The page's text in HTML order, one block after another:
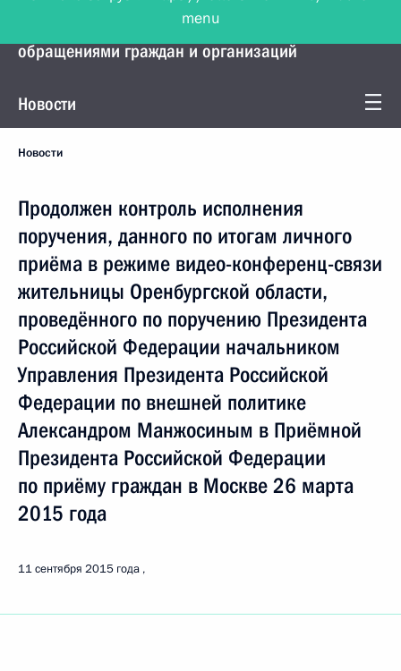
Управление Президента по работе с
обращениями граждан и организаций
Новости
Новости
Продолжен контроль исполнения
поручения, данного по итогам личного
приёма в режиме видео-конференц-связи
жительницы Оренбургской области,
проведённого по поручению Президента
Российской Федерации начальником
Управления Президента Российской
Федерации по внешней политике
Александром Манжосиным в Приёмной
Президента Российской Федерации
по приёму граждан в Москве 26 марта
2015 года
11 сентября 2015 года
menu